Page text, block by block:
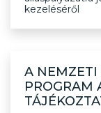
kezeléséről
A NEMZETI
PROGRAM